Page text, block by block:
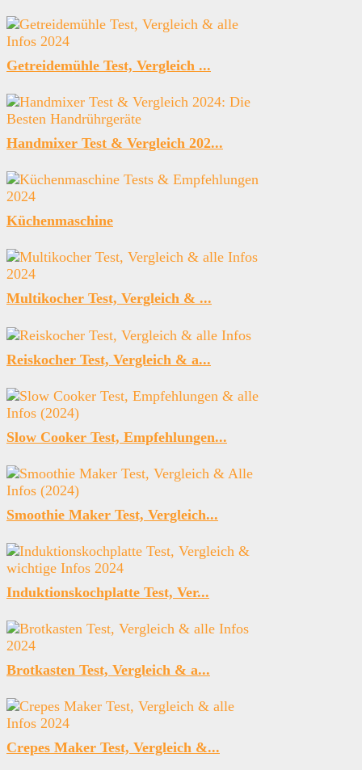
Getreidemühle Test, Vergleich ...
Handmixer Test & Vergleich 202...
Küchenmaschine
Multikocher Test, Vergleich & ...
Reiskocher Test, Vergleich & a...
Slow Cooker Test, Empfehlungen...
Smoothie Maker Test, Vergleich...
Induktionskochplatte Test, Ver...
Brotkasten Test, Vergleich & a...
Crepes Maker Test, Vergleich &...